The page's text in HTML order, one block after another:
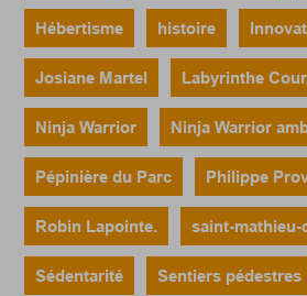
Hébertisme histoire
Josiane Martel Labyrinthe
Ninja Warrior Ninja Warrior
Pépinière du Parc Philippe
Robin Lapointe. saint-mathieu-
Sédentarité Sentiers pédestres